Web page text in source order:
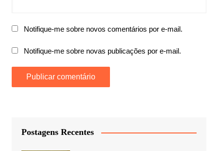
Notifique-me sobre novos comentários por e-mail.
Notifique-me sobre novas publicações por e-mail.
Postagens Recentes